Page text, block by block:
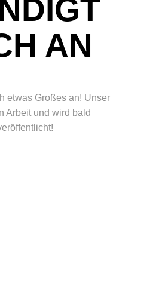
S
AN
etwas Großes an! Unser
Arbeit und wird bald